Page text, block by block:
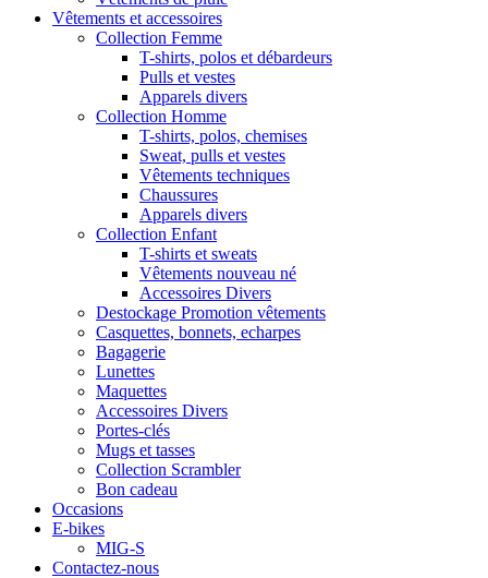
Vêtements et accessoires
Collection Femme
T-shirts, polos et débardeurs
Pulls et vestes
Apparels divers
Collection Homme
T-shirts, polos, chemises
Sweat, pulls et vestes
Vêtements techniques
Chaussures
Apparels divers
Collection Enfant
T-shirts et sweats
Vêtements nouveau né
Accessoires Divers
Destockage Promotion vêtements
Casquettes, bonnets, echarpes
Bagagerie
Lunettes
Maquettes
Accessoires Divers
Portes-clés
Mugs et tasses
Collection Scrambler
Bon cadeau
Occasions
E-bikes
MIG-S
Contactez-nous